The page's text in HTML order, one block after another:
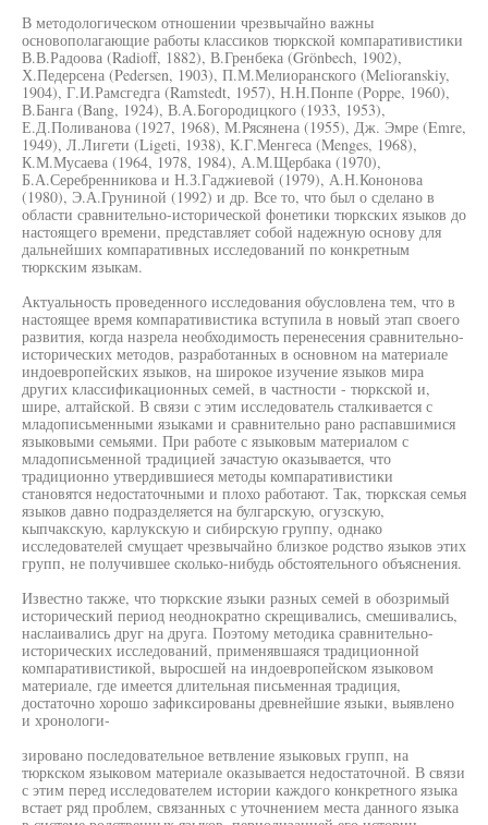
В методологическом отношении чрезвычайно важны
основополагающие работы классиков тюркской компаративистики
В.В.Радоова (Radioff, 1882), В.Гренбека (Grönbech, 1902),
Х.Педерсена (Pedersen, 1903), П.М.Мелиоранского (Melioranskiy,
1904), Г.И.Рамсгедга (Ramstedt, 1957), Н.Н.Понпе (Poppe, 1960),
В.Банга (Bang, 1924), В.А.Богородицкого (1933, 1953),
Е.Д.Поливанова (1927, 1968), М.Рясянена (1955), Дж. Эмре (Emre,
1949), Л.Лигети (Ligeti, 1938), К.Г.Менгеса (Menges, 1968),
К.М.Мусаева (1964, 1978, 1984), А.М.Щербака (1970),
Б.А.Серебренникова и Н.З.Гаджиевой (1979), А.Н.Кононова
(1980), Э.А.Груниной (1992) и др. Все то, что был о сделано в
области сравнительно-исторической фонетики тюркских языков до
настоящего времени, представляет собой надежную основу для
дальнейших компаративных исследований по конкретным
тюркским языкам.
Актуальность проведенного исследования обусловлена тем, что в
настоящее время компаративистика вступила в новый этап своего
развития, когда назрела необходимость перенесения сравнительно-
исторических методов, разработанных в основном на материале
индоевропейских языков, на широкое изучение языков мира
других классификационных семей, в частности - тюркской и,
шире, алтайской. В связи с этим исследователь сталкивается с
младописьменными языками и сравнительно рано распавшимися
языковыми семьями. При работе с языковым материалом с
младописьменной традицией зачастую оказывается, что
традиционно утвердившиеся методы компаративистики
становятся недостаточными и плохо работают. Так, тюркская семья
языков давно подразделяется на булгарскую, огузскую,
кыпчакскую, карлукскую и сибирскую группу, однако
исследователей смущает чрезвычайно близкое родство языков этих
групп, не получившее сколько-нибудь обстоятельного объяснения.
Известно также, что тюркские языки разных семей в обозримый
исторический период неоднократно скрещивались, смешивались,
наслаивались друг на друга. Поэтому методика сравнительно-
исторических исследований, применявшаяся традиционной
компаративистикой, выросшей на индоевропейском языковом
материале, где имеется длительная письменная традиция,
достаточно хорошо зафиксированы древнейшие языки, выявлено
и хронологи-
зировано последовательное ветвление языковых групп, на
тюркском языковом материале оказывается недостаточной. В связи
с этим перед исследователем истории каждого конкретного языка
встает ряд проблем, связанных с уточнением места данного языка